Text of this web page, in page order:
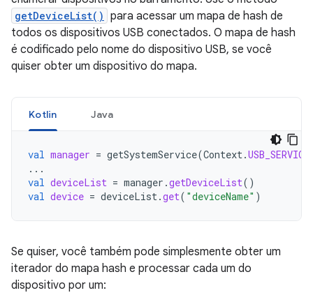
getDeviceList() para acessar um mapa de hash de
todos os dispositivos USB conectados. O mapa de hash
é codificado pelo nome do dispositivo USB, se você
quiser obter um dispositivo do mapa.
Kotlin Java
val manager = getSystemService(Context.USB_SERVICE
...
val deviceList = manager .getDeviceList()
val device = deviceList.get( "deviceName" )
Se quiser, você também pode simplesmente obter um
iterador do mapa hash e processar cada um do
dispositivo por um: